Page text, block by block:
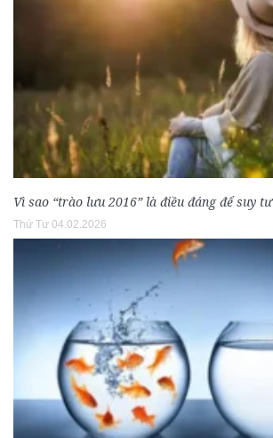
Vì sao “trào lưu 2016” là điều đáng để suy tư
Thứ Tư 04.02.2026